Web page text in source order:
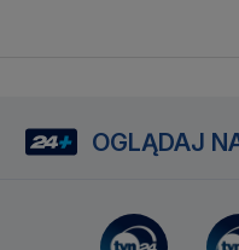
OGLĄDAJ